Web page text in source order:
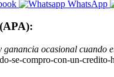
WhatsApp
ganancia ocasional cuando
se-compro-con-un-credito-